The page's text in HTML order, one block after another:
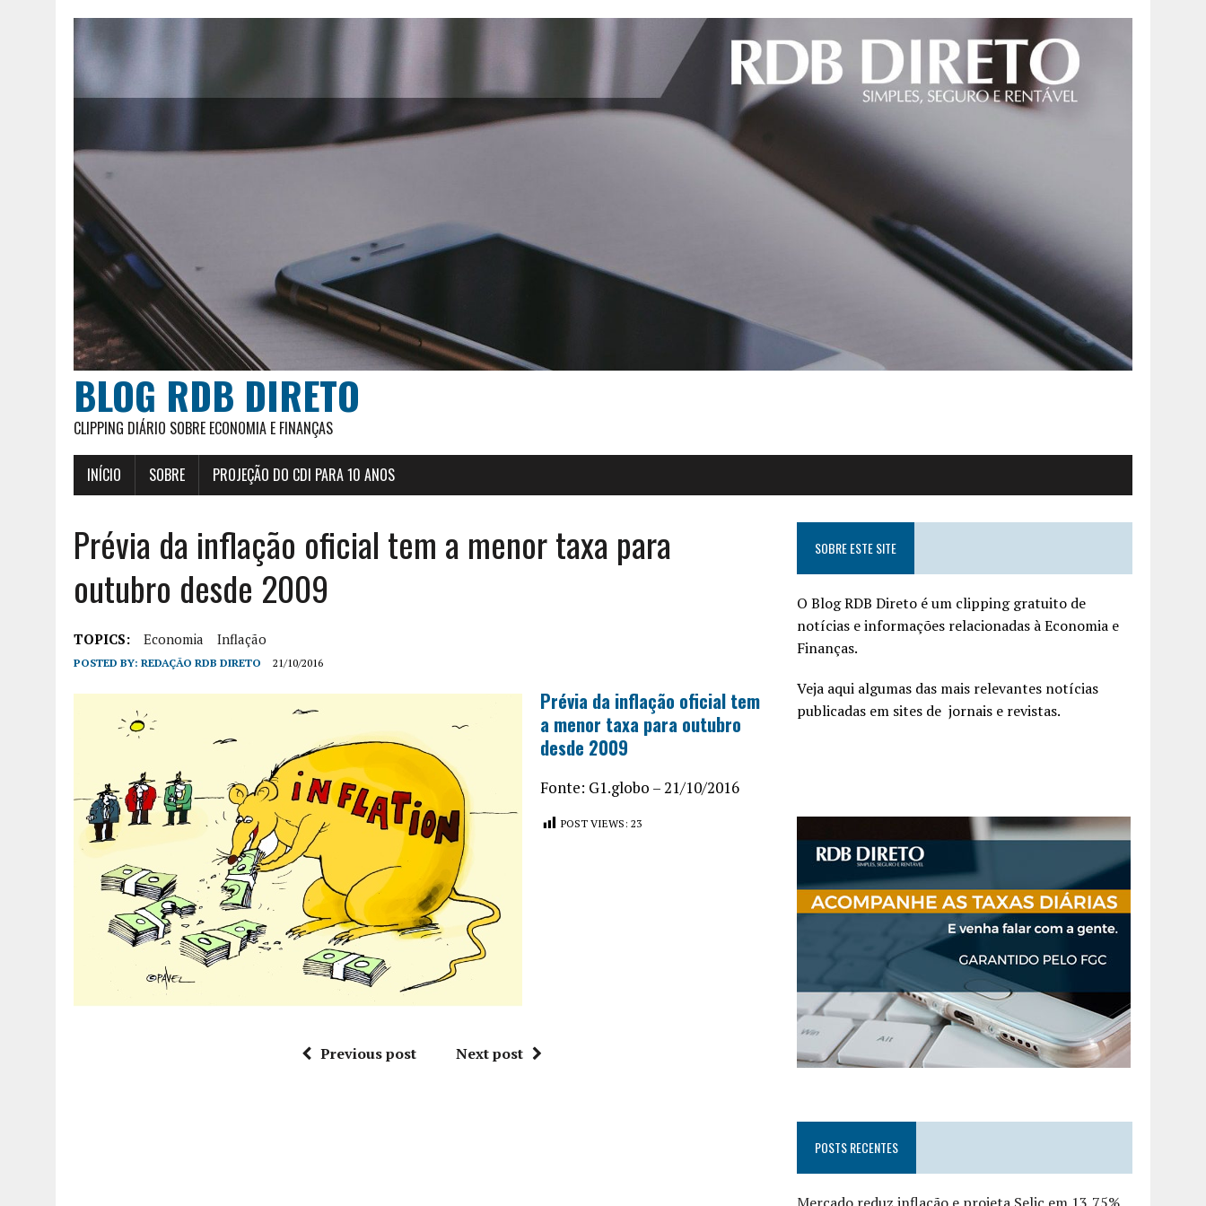
BLOG RDB DIRETO
CLIPPING DIÁRIO SOBRE ECONOMIA E FINANÇAS
INÍCIO SOBRE PROJEÇÃO DO CDI PARA 10 ANOS
Prévia da inflação oficial tem a menor taxa para
outubro desde 2009
TOPICS: Economia Inflação
POSTED BY: REDAÇÃO RDB DIRETO 21/10/2016
Prévia da inflação oficial tem
a menor taxa para outubro
desde 2009
Fonte: G1.globo – 21/10/2016
POST VIEWS: 23
Previous post Next post
SOBRE ESTE SITE
O Blog RDB Direto é um clipping gratuito de
notícias e informações relacionadas à Economia e
Finanças.
Veja aqui algumas das mais relevantes notícias
publicadas em sites de jornais e revistas.
POSTS RECENTES
Mercado reduz inflação e projeta Selic em 13,75%